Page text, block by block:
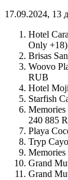
17.09.2024, 13
Hotel
Only
Brisas
Woovo
RUB
Hotel
Starfish
240 885
Playa
Tryp
Grand
Grand